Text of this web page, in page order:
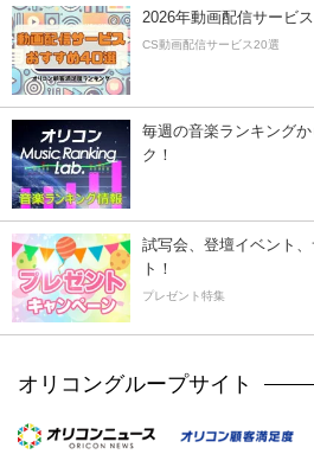
2026年動画配信サービ
CS動画配信サービス20選
毎週の音楽ランキング
ク！
試写会、登壇イベント
ト！
プレゼント特集
オリコングループサイト